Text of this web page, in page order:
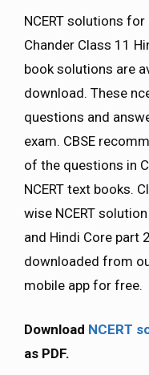
NCERT solutions
Chander Class 11
book solutions are
download. These
questions and
exam. CBSE
of the questions in
NCERT text books.
wise NCERT
and Hindi Core part
downloaded from
mobile app for free.
Download NCERT
as PDF.